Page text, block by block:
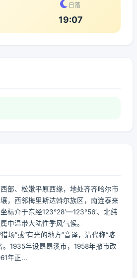
日落
19:07
部、松嫩平原西缘，地处齐齐哈尔市
，西邻梅里斯达斡尔族区，南连泰来
标介于东经123°28′—123°56′、北纬
中温带大陆性季风气候。
场”或“有光的地方”音译，清代称“喀
。1935年设昂昂溪市，1958年撤市改
年正...